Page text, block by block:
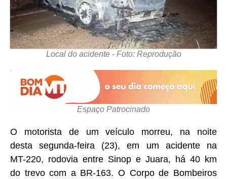
Local do acidente - Foto: Reprodução
Espaço Patrocinado
O motorista de um veículo morreu, na noite
desta segunda-feira (23), em um acidente na
MT-220, rodovia entre Sinop e Juara, há 40 km
do trevo com a BR-163. O Corpo de Bombeiros